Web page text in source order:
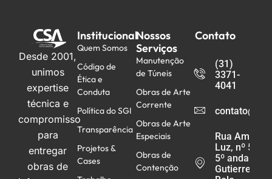
Desde 2001,
unimos
expertise
técnica e
compromisso
para
entregar
obras de
Institucional
Quem Somos
Código de
Ética e
Conduta
Política do SGI
Transparência
Projetos &
Cases
Nossos
Serviços
Manutenção
de Túneis
Obras de Arte
Corrente
Obras de Arte
Especiais
Obras de
Contenção
Contato
(31)
3371-
4041
Rua Américo
Luz, nº 521 -
5º andar,
Gutierrez -